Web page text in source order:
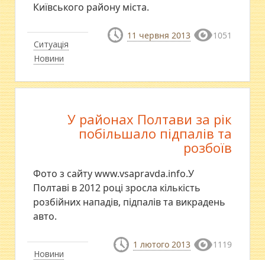
Ситуація
Новини
Київського району міста.
11 червня 2013 1051
Новини
У районах Полтави за рік
побільшало підпалів та
розбоїв
Фото з сайту www.vsapravda.info.У
Полтаві в 2012 році зросла кількість
розбійних нападів, підпалів та викрадень
авто.
1 лютого 2013 1119